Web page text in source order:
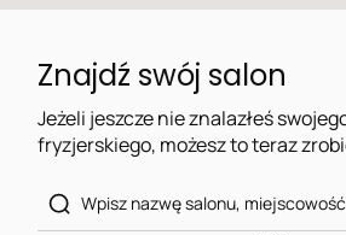
Znajdź swój salon
Jeżeli jeszcze nie znalazłeś
fryzjerskiego, możesz to teraz